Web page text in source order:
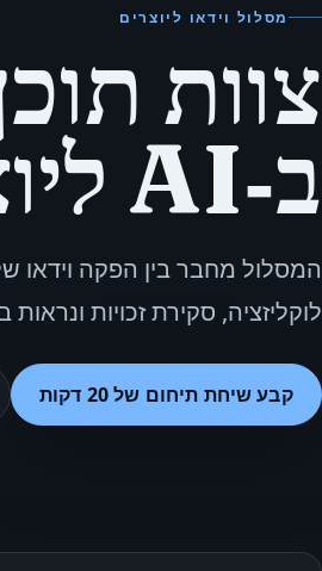
מסלול וידאו ליוצרים
צוות
ב‑AI ליוצרים
המסלול מחבר בין הפקה וידאו
לוקליזציה, סקירת זכויות
קבע שיחת תיחום של 20 דקות